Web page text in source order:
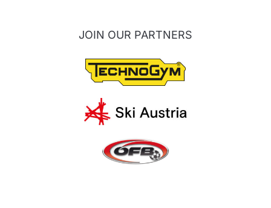
JOIN OUR PARTNERS